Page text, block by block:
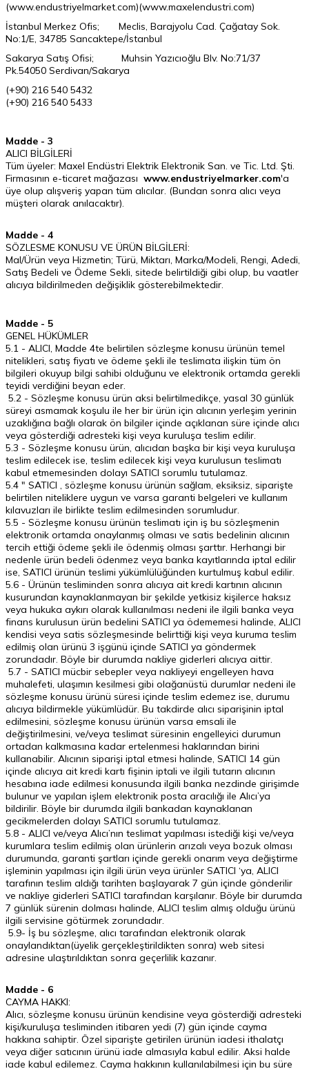
(www.endustriyelmarket.com)(www.maxelendustri.com)
İstanbul Merkez Ofis;
Meclis, Barajyolu Cad. Çağatay Sok.
No:1/E, 34785 Sancaktepe/İstanbul
Sakarya Satış Ofisi;
Muhsin Yazıcıoğlu Blv. No:71/37
Pk.54050 Serdivan/Sakarya
(+90) 216 540 5432
(+90) 216 540 5433
Madde - 3
ALICI BİLGİLERİ
Tüm üyeler: Maxel Endüstri Elektrik Elektronik San. ve Tic. Ltd. Şti.
Firmasının e-ticaret mağazası www.endustriyelmarker.com'a
üye olup alışveriş yapan tüm alıcılar. (Bundan sonra alıcı veya
müşteri olarak anılacaktır).
Madde - 4
SÖZLESME KONUSU VE ÜRÜN BİLGİLERİ:
Mal/Ürün veya Hizmetin; Türü, Miktarı, Marka/Modeli, Rengi, Adedi,
Satış Bedeli ve Ödeme Sekli, sitede belirtildiği gibi olup, bu vaatler
alıcıya bildirilmeden değişiklik gösterebilmektedir.
Madde - 5
GENEL HÜKÜMLER
5.1 - ALICI, Madde 4te belirtilen sözleşme konusu ürünün temel
nitelikleri, satış fiyatı ve ödeme şekli ile teslimata ilişkin tüm ön
bilgileri okuyup bilgi sahibi olduğunu ve elektronik ortamda gerekli
teyidi verdiğini beyan eder.
5.2 - Sözleşme konusu ürün aksi belirtilmedikçe, yasal 30 günlük
süreyi asmamak koşulu ile her bir ürün için alıcının yerleşim yerinin
uzaklığına bağlı olarak ön bilgiler içinde açıklanan süre içinde alıcı
veya gösterdiği adresteki kişi veya kuruluşa teslim edilir.
5.3 - Sözleşme konusu ürün, alıcıdan başka bir kişi veya kuruluşa
teslim edilecek ise, teslim edilecek kişi veya kurulusun teslimatı
kabul etmemesinden dolayı SATICI sorumlu tutulamaz.
5.4 " SATICI , sözleşme konusu ürünün sağlam, eksiksiz, siparişte
belirtilen niteliklere uygun ve varsa garanti belgeleri ve kullanım
kılavuzları ile birlikte teslim edilmesinden sorumludur.
5.5 - Sözleşme konusu ürünün teslimatı için iş bu sözleşmenin
elektronik ortamda onaylanmış olması ve satis bedelinin alıcının
tercih ettiği ödeme şekli ile ödenmiş olması şarttır. Herhangi bir
nedenle ürün bedeli ödenmez veya banka kayıtlarında iptal edilir
ise, SATICI ürünün teslimi yükümlülüğünden kurtulmuş kabul edilir.
5.6 - Ürünün tesliminden sonra alıcıya ait kredi kartının alıcının
kusurundan kaynaklanmayan bir şekilde yetkisiz kişilerce haksız
veya hukuka aykırı olarak kullanılması nedeni ile ilgili banka veya
finans kurulusun ürün bedelini SATICI ya ödememesi halinde, ALICI
kendisi veya satis sözleşmesinde belirttiği kişi veya kuruma teslim
edilmiş olan ürünü 3 işgünü içinde SATICI ya göndermek
zorundadır. Böyle bir durumda nakliye giderleri alıcıya aittir.
5.7 - SATICI mücbir sebepler veya nakliyeyi engelleyen hava
muhalefeti, ulaşımın kesilmesi gibi olağanüstü durumlar nedeni ile
sözleşme konusu ürünü süresi içinde teslim edemez ise, durumu
alıcıya bildirmekle yükümlüdür. Bu takdirde alıcı siparişinin iptal
edilmesini, sözleşme konusu ürünün varsa emsali ile
değiştirilmesini, ve/veya teslimat süresinin engelleyici durumun
ortadan kalkmasına kadar ertelenmesi haklarından birini
kullanabilir. Alıcının siparişi iptal etmesi halinde, SATICI 14 gün
içinde alıcıya ait kredi kartı fişinin iptali ve ilgili tutarın alıcının
hesabına iade edilmesi konusunda ilgili banka nezdinde girişimde
bulunur ve yapılan işlem elektronik posta aracılığı ile Alıcı’ya
bildirilir. Böyle bir durumda ilgili bankadan kaynaklanan
gecikmelerden dolayı SATICI sorumlu tutulamaz.
5.8 - ALICI ve/veya Alıcı’nın teslimat yapılması istediği kişi ve/veya
kurumlara teslim edilmiş olan ürünlerin arızalı veya bozuk olması
durumunda, garanti şartları içinde gerekli onarım veya değiştirme
işleminin yapılması için ilgili ürün veya ürünler SATICI ‘ya, ALICI
tarafının teslim aldığı tarihten başlayarak 7 gün içinde gönderilir
ve nakliye giderleri SATICI tarafından karşılanır. Böyle bir durumda
7 günlük sürenin dolması halinde, ALICI teslim almış olduğu ürünü
ilgili servisine götürmek zorundadır.
5.9- İş bu sözleşme, alıcı tarafından elektronik olarak
onaylandıktan(üyelik gerçekleştirildikten sonra) web sitesi
adresine ulaştırıldıktan sonra geçerlilik kazanır.
Madde - 6
CAYMA HAKKI:
Alıcı, sözleşme konusu ürünün kendisine veya gösterdiği adresteki
kişi/kuruluşa tesliminden itibaren yedi (7) gün içinde cayma
hakkına sahiptir. Özel siparişte getirilen ürünün iadesi ithalatçı
veya diğer satıcının ürünü iade almasıyla kabul edilir. Aksi halde
iade kabul edilemez. Cayma hakkının kullanılabilmesi için bu süre